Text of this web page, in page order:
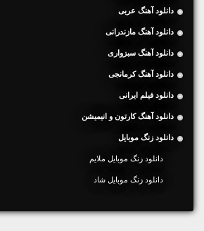
دانلود آهنگ عربی
دانلود آهنگ مازندرانی
دانلود آهنگ سبزواری
دانلود آهنگ کرمانجی
دانلود فیلم ایرانی
دانلود آهنگ کارتون و انیمیشن
دانلود زنگ موبایل
دانلود زنگ موبایل ملایم
دانلود زنگ موبایل شاد